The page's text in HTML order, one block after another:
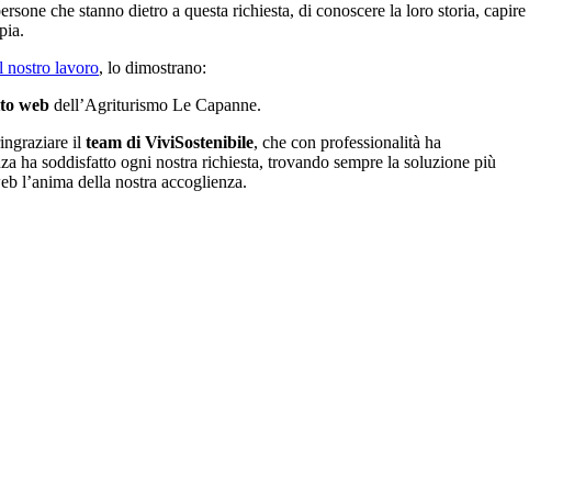
che stanno dietro a questa richiesta, di conoscere la loro storia, capire
nostro lavoro, lo dimostrano:
web dell’Agriturismo Le Capanne.
il team di ViviSostenibile, che con professionalità ha
ha soddisfatto ogni nostra richiesta, trovando sempre la soluzione più
l’anima della nostra accoglienza.